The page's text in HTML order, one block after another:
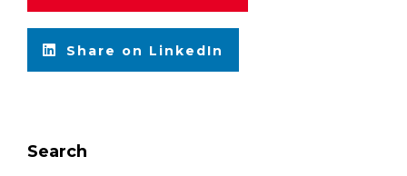
Share on LinkedIn
Search